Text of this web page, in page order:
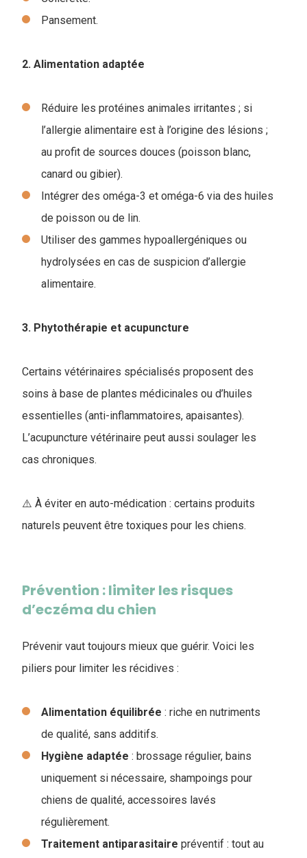
Pansement.
2. Alimentation adaptée
Réduire les protéines animales irritantes ; si
l’allergie alimentaire est à l’origine des lésions ;
au profit de sources douces (poisson blanc,
canard ou gibier).
Intégrer des oméga-3 et oméga-6 via des huiles
de poisson ou de lin.
Utiliser des gammes hypoallergéniques ou
hydrolysées en cas de suspicion d’allergie
alimentaire.
3. Phytothérapie et acupuncture
Certains vétérinaires spécialisés proposent des
soins à base de plantes médicinales ou d’huiles
essentielles (anti-inflammatoires, apaisantes).
L’acupuncture vétérinaire peut aussi soulager les
cas chroniques.
⚠️ À éviter en auto-médication : certains produits
naturels peuvent être toxiques pour les chiens.
Prévention : limiter les risques
d’eczéma du chien
Prévenir vaut toujours mieux que guérir. Voici les
piliers pour limiter les récidives :
Alimentation équilibrée : riche en nutriments
de qualité, sans additifs.
Hygiène adaptée : brossage régulier, bains
uniquement si nécessaire, shampoings pour
chiens de qualité, accessoires lavés
régulièrement.
Traitement antiparasitaire préventif : tout au